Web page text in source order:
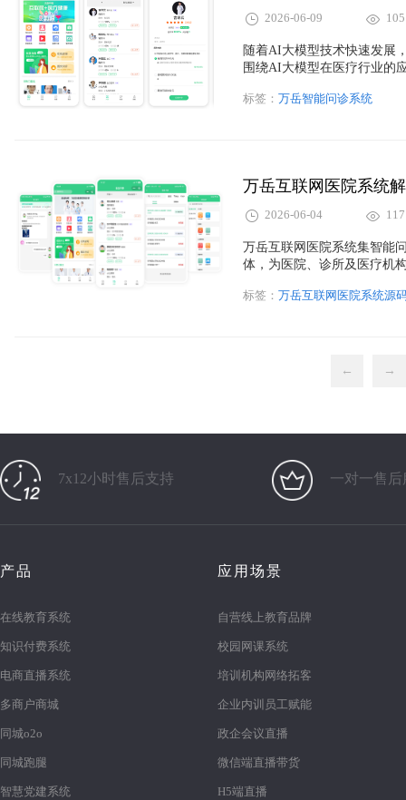
2026-06-09 105
随着AI大模型技术快速发展
围绕AI大模型在医疗行业的
服务效率、优化用户体验，
标签： 万岳智能问诊系统
2026-06-04 117
万岳互联网医院系统集智能
体，为医院、诊所及医疗机
型与智慧医疗建设。涵盖互
标签： 万岳互联网医院系统源
← →
7x12小时售后支持 一对一售后
产品
在线教育系统
知识付费系统
电商直播系统
多商户商城
同城o2o
同城跑腿
智慧党建系统
应用场景
自营线上教育品牌
校园网课系统
培训机构网络拓客
企业内训员工赋能
政企会议直播
微信端直播带货
H5端直播